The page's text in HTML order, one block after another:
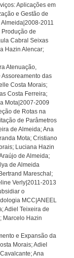
Aplicações em
e Gestão de
2011
de
Cabral Seixas
Hazin Alencar;
Atenuação,
das
Costa Morais;
Costa Ferreira;
Mota|2007-2009
de Rotas na
de Parâmetros
de Almeida; Ana
Mota; Cristiano
Luciana Hazin
de Almeida;
de Almeida
Mareschal;
Verly|2011-2013
o
MCC|ANEEL
Adiel Teixeira de
Marcelo Hazin
e Expansão da
Morais; Adiel
Ana